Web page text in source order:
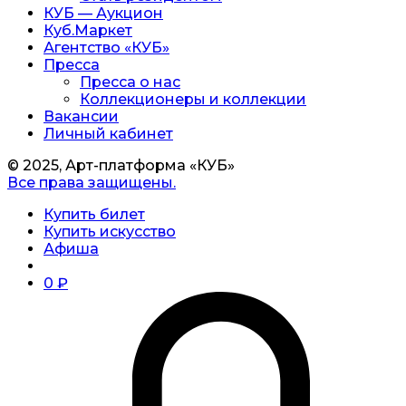
КУБ — Аукцион
Куб.Маркет
Агентство «КУБ»
Пресса
Пресса о нас
Коллекционеры и коллекции
Вакансии
Личный кабинет
© 2025, Арт-платформа «КУБ»
Все права защищены.
Купить билет
Купить искусство
Афиша
0 ₽